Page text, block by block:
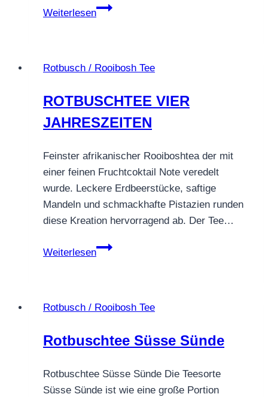
Weiterlesen
ROTBUSCHTEE
Rotbusch / Rooibosh Tee
ROTBUSCHTEE VIER
JAHRESZEITEN
Feinster afrikanischer Rooiboshtea der mit
einer feinen Fruchtcoktail Note veredelt
wurde. Leckere Erdbeerstücke, saftige
Mandeln und schmackhafte Pistazien runden
diese Kreation hervorragend ab. Der Tee…
Weiterlesen
ROTBUSCHTEE
Rotbusch / Rooibosh Tee
Rotbuschtee Süsse Sünde
Rotbuschtee Süsse Sünde Die Teesorte
Süsse Sünde ist wie eine große Portion